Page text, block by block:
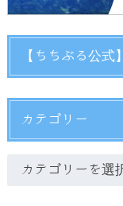
【ちちぶる公
カテゴリー